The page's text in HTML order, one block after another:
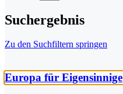
Suchergebnis
Zu den Suchfiltern springen
Europa für Eigensinnige